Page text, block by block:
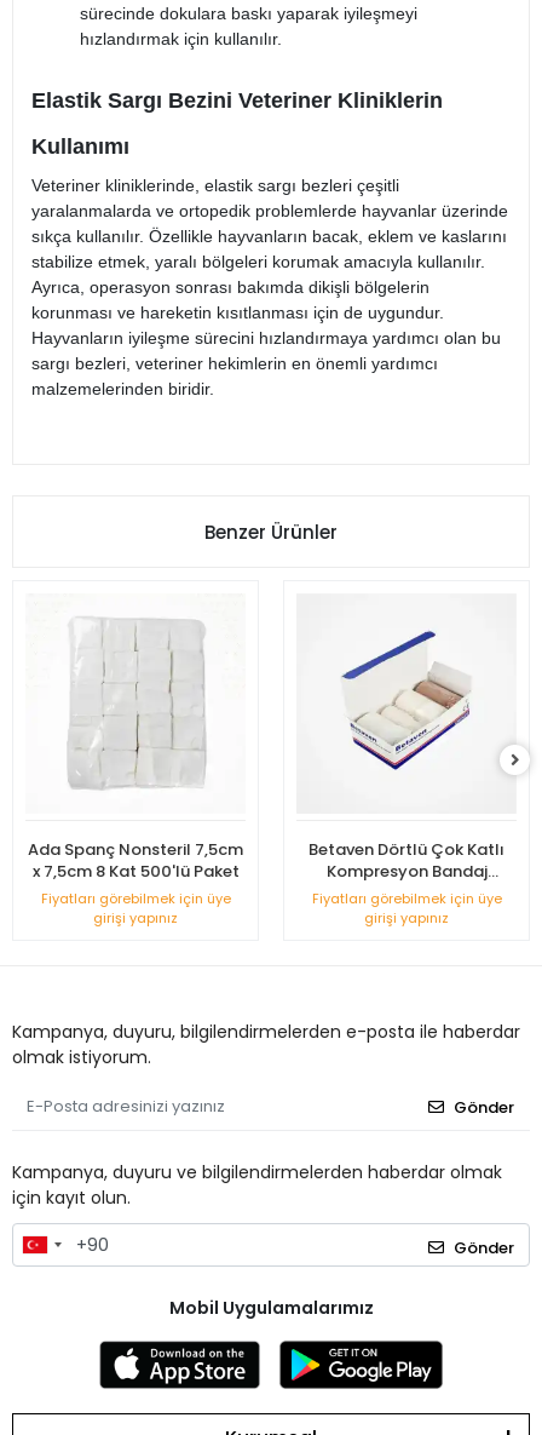
sürecinde dokulara baskı yaparak iyileşmeyi
hızlandırmak için kullanılır.
Elastik Sargı Bezini Veteriner Kliniklerin
Kullanımı
Veteriner kliniklerinde, elastik sargı bezleri çeşitli
yaralanmalarda ve ortopedik problemlerde hayvanlar üzerinde
sıkça kullanılır. Özellikle hayvanların bacak, eklem ve kaslarını
stabilize etmek, yaralı bölgeleri korumak amacıyla kullanılır.
Ayrıca, operasyon sonrası bakımda dikişli bölgelerin
korunması ve hareketin kısıtlanması için de uygundur.
Hayvanların iyileşme sürecini hızlandırmaya yardımcı olan bu
sargı bezleri, veteriner hekimlerin en önemli yardımcı
malzemelerinden biridir.
Benzer Ürünler
Ada Spanç Nonsteril 7,5cm
x 7,5cm 8 Kat 500'lü Paket
Fiyatları görebilmek için üye
girişi yapınız
Betaven Dörtlü Çok Katlı
Kompresyon Bandaj
Sistemi
Fiyatları görebilmek için üye
girişi yapınız
Kampanya, duyuru, bilgilendirmelerden e-posta ile haberdar
olmak istiyorum.
Gönder
Kampanya, duyuru ve bilgilendirmelerden haberdar olmak
için kayıt olun.
Gönder
Mobil Uygulamalarımız